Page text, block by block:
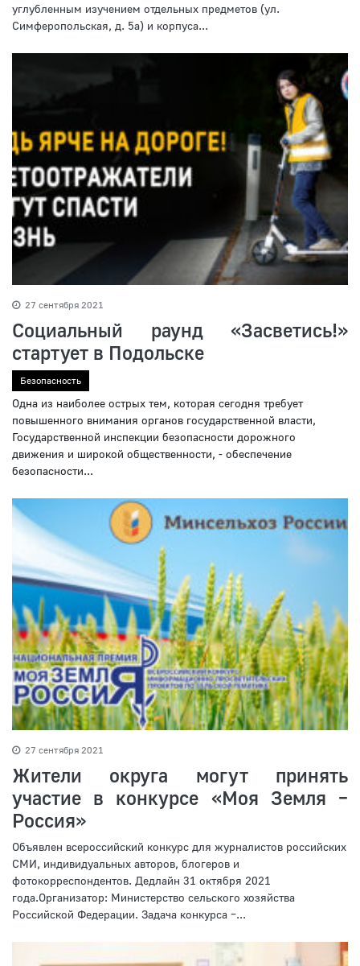
углубленным изучением отдельных предметов (ул.
Симферопольская, д. 5а) и корпуса...
27 сентября 2021
Социальный раунд «Засветись!»
стартует в Подольске
Безопасность
Одна из наиболее острых тем, которая сегодня требует
повышенного внимания органов государственной власти,
Государственной инспекции безопасности дорожного
движения и широкой общественности, - обеспечение
безопасности...
27 сентября 2021
Жители округа могут принять
участие в конкурсе «Моя Земля –
Россия»
Объявлен всероссийский конкурс для журналистов российских
СМИ, индивидуальных авторов, блогеров и
фотокорреспондентов. Дедлайн 31 октября 2021
года.Организатор: Министерство сельского хозяйства
Российской Федерации. Задача конкурса –...